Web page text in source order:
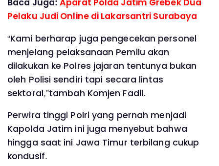
Baca Juga:Aparat Polda Jatim Grebek Dua
Pelaku Judi Online di Lakarsantri Surabaya
“Kami berharap juga pengecekan personel
menjelang pelaksanaan Pemilu akan
dilakukan ke Polres jajaran tentunya bukan
oleh Polisi sendiri tapi secara lintas
sektoral,”tambah Komjen Fadil.
Perwira tinggi Polri yang pernah menjadi
Kapolda Jatim ini juga menyebut bahwa
hingga saat ini Jawa Timur terbilang cukup
kondusif.